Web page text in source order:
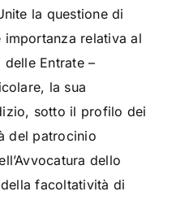
la questione di
relativa al
delle Entrate –
la sua
sotto il profilo dei
del patrocinio
dello
facoltatività di